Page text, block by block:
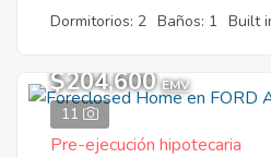
Dormitorios: 2 Baños: 1 Built
11
$204,600 EMV
Pre-ejecución hipotecaria